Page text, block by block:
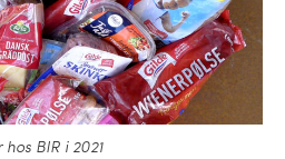
BIR i 2021